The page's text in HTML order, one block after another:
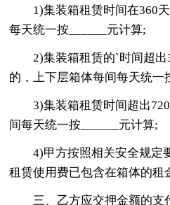
1)集装箱租赁时间在360
每天统一按______元计算;
2)集装箱租赁的`时间超
的，上下层箱体每间每天统一
3)集装箱租赁时间超出
间每天统一按______元计算;
4)甲方按照相关安全规定
租赁使用费已包含在箱体的租
三、乙方应交押金额的支